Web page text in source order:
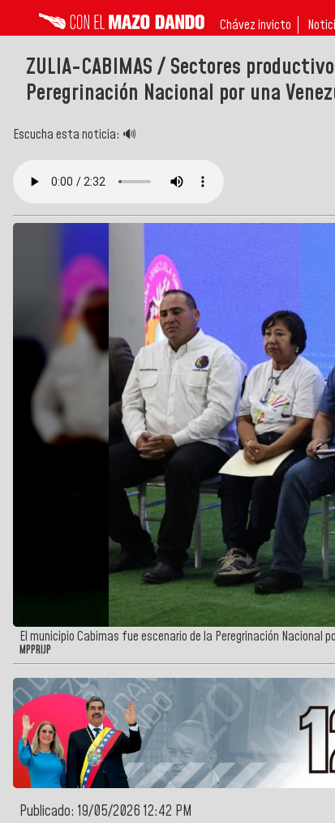
Chávez invicto
ZULIA-CABIMAS / Sectores
Peregrinación Nacional por una
Escucha esta noticia: 🔊
El municipio Cabimas fue escenario de la Peregrinación Nacional
MPPRIJP
Publicado: 19/05/2026 12:42 PM